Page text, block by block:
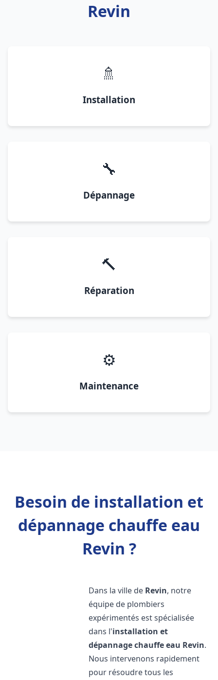
Revin
🚿
Installation
🔧
Dépannage
🔨
Réparation
⚙️
Maintenance
Besoin de installation et
dépannage chauffe eau
Revin ?
Dans la ville de Revin, notre
équipe de plombiers
expérimentés est spécialisée
dans l'installation et
dépannage chauffe eau Revin.
Nous intervenons rapidement
pour résoudre tous les